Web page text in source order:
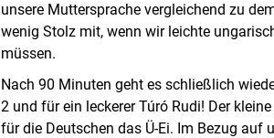
unsere Muttersprache vergleichend zu
wenig Stolz mit, wenn wir leichte
müssen.
Nach 90 Minuten geht es schließlich
2 und für ein leckerer Túró Rudi! Der
für die Deutschen das Ü-Ei. Im Bezug auf